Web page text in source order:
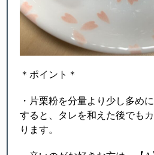
＊ポイント＊
・片栗粉を分量より少し多め
すると、タレを和えた後でも
ります。